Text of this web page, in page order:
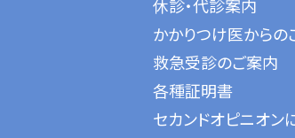
休診・代診案内
かかりつけ医からの
救急受診のご案内
各種証明書
セカンドオピニオン